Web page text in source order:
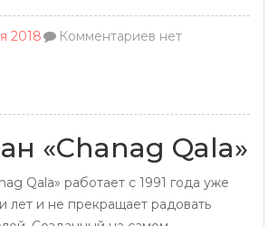
2018
Комментариев нет
«Chanag Qala»
Qala» работает с 1991 года уже
лет и не прекращает радовать